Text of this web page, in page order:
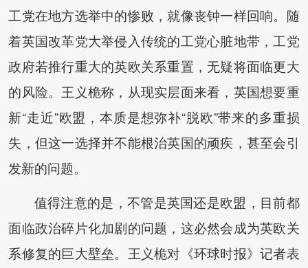
工党在地方选举中的惨败，就像丧钟一样回响。随
着英国改革党大举侵入传统的工党心脏地带，工党
政府若推行重大的英欧关系重置，无疑将面临更大
的风险。王义桅称，从现实层面来看，英国想要重
新“走近”欧盟，本质是想弥补“脱欧”带来的多重损
失，但这一选择并不能根治英国的顽疾，甚至会引
发新的问题。
值得注意的是，不管是英国还是欧盟，目前都
面临政治碎片化加剧的问题，这必然会成为英欧关
系修复的巨大壁垒。王义桅对《环球时报》记者表